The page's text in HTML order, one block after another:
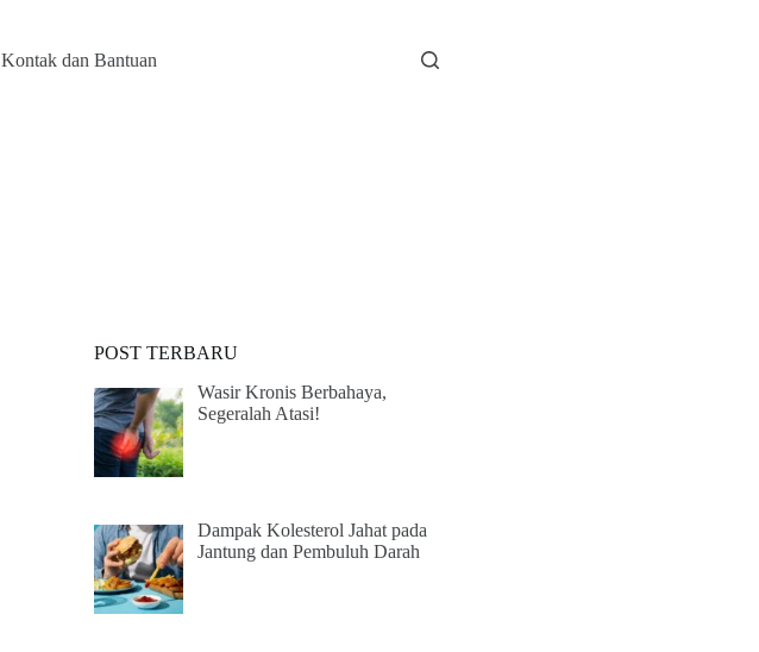
Kontak dan Bantuan
POST TERBARU
Wasir Kronis Berbahaya,
Segeralah Atasi!
Dampak Kolesterol Jahat pada
Jantung dan Pembuluh Darah